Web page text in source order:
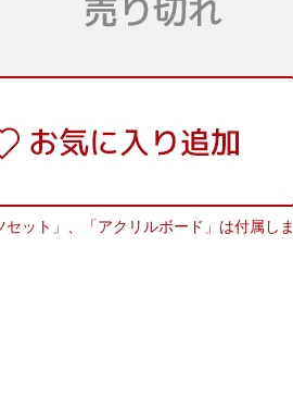
ット」、「アクリルボード」は付属しま